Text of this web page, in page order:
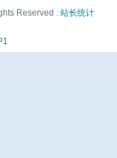
Reserved . 站长统计